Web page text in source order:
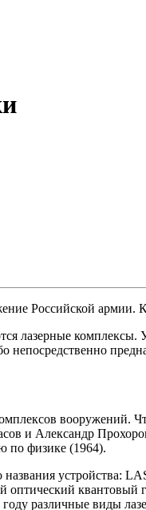
Российской
лазерные комплексы.
непосредственно
вооружений.
и Александр
по физике (1964).
названия устройства:
квантовый
различные виды